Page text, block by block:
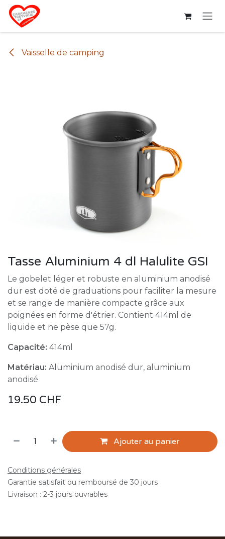
Se rendre au contenu
Vaisselle de camping
Tasse Aluminium 4 dl Halulite GSI
Le gobelet léger et robuste en aluminium anodisé
dur est doté de graduations pour faciliter la mesure
et se range de manière compacte grâce aux
poignées en forme d'étrier. Contient 414ml de
liquide et ne pèse que 57g.
Capacité: 414ml
Matériau: Aluminium anodisé dur, aluminium
anodisé
19.50 CHF
Ajouter au panier
Conditions générales
Garantie satisfait ou remboursé de 30 jours
Livraison : 2-3 jours ouvrables